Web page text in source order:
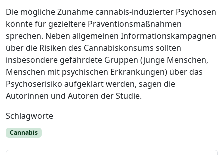
Die mögliche Zunahme cannabis-induzierter Psychosen
könnte für gezieltere Präventionsmaßnahmen
sprechen. Neben allgemeinen Informationskampagnen
über die Risiken des Cannabiskonsums sollten
insbesondere gefährdete Gruppen (junge Menschen,
Menschen mit psychischen Erkrankungen) über das
Psychoserisiko aufgeklärt werden, sagen die
Autorinnen und Autoren der Studie.
Schlagworte
Cannabis